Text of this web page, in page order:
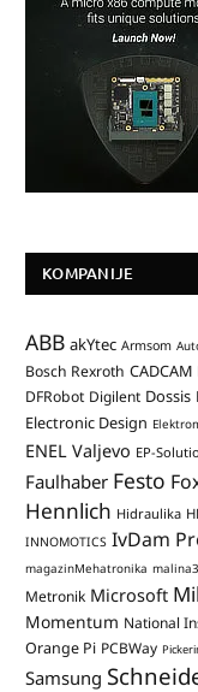
KOMPANIJE
ABB akYtec Armsom
Bosch Rexroth CADCAM
DFRobot Digilent Dossis
Electronic Design
ENEL Valjevo EP-
Faulhaber Festo
Hennlich Hidraulika
INNOMOTICS IvDam
magazinMehatronika
Metronik Microsoft
Momentum National
Orange Pi PCBWay
Samsung